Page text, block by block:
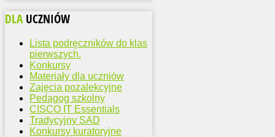
DLA UCZNIÓW
Lista podręczników do klas
pierwszych.
Konkursy
Materiały dla uczniów
Zajęcia pozalekcyjne
Pedagog szkolny
CISCO IT Essentials
Tradycyjny SAD
Konkursy kuratoryjne